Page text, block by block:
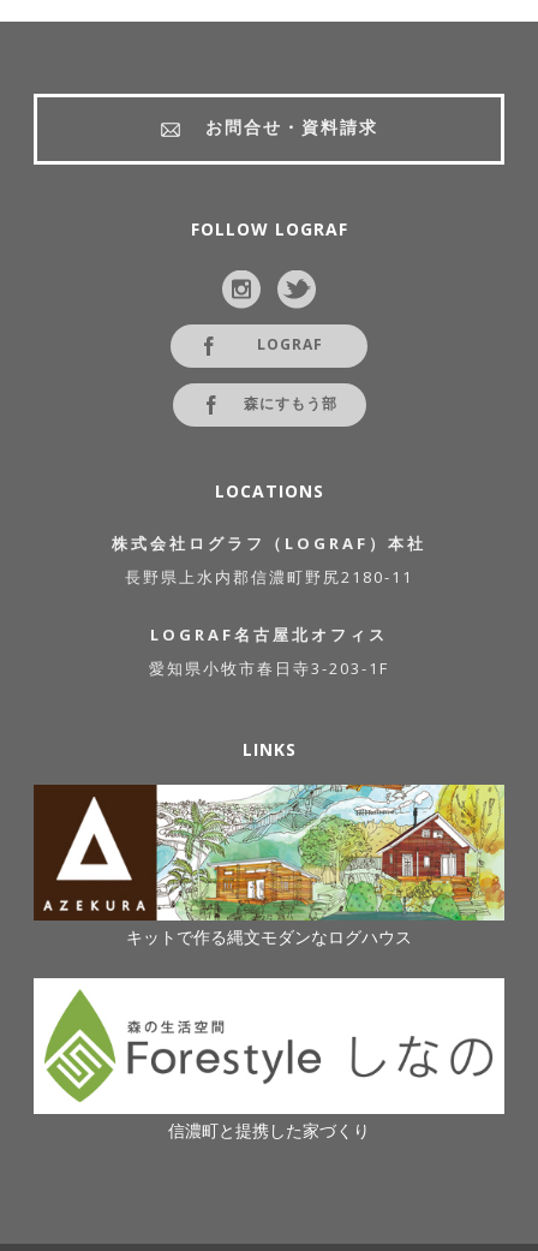
お問合せ・資料請求
FOLLOW LOGRAF
LOGRAF
森にすもう部
LOCATIONS
株式会社ログラフ（LOGRAF）本社
長野県上水内郡信濃町野尻2180-11
LOGRAF名古屋北オフィス
愛知県小牧市春日寺3-203-1F
LINKS
キットで作る縄文モダンなログハウス
信濃町と提携した家づくり